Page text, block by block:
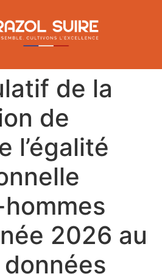
de la
de
l’égalité
2026 au